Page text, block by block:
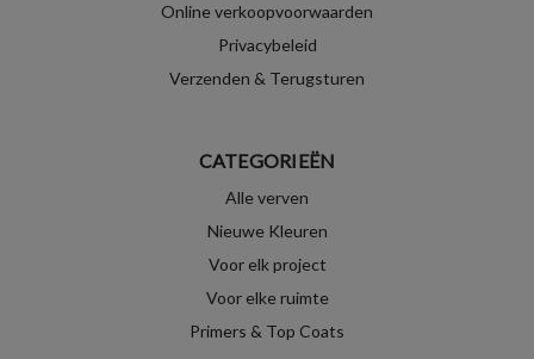
Online verkoopvoorwaarden
Privacybeleid
Verzenden & Terugsturen
CATEGORIEËN
Alle verven
Nieuwe Kleuren
Voor elk project
Voor elke ruimte
Primers & Top Coats